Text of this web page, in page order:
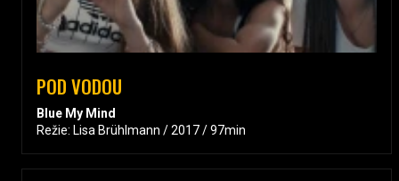
POD VODOU
Blue My Mind
Režie: Lisa Brühlmann / 2017 / 97min